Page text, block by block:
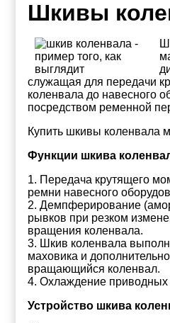
Шкивы
служащая для передачи
коленвала до навесного
посредством ременной
Купить шкивы коленвала
Функции шкива
1. Передача крутящего
ремни навесного
2. Демпферирование
рывков при резком
вращения коленвала.
3. Шкив коленвала
маховика и
вращающийся коленвал.
4. Охлаждение приводных
Устройство шкива